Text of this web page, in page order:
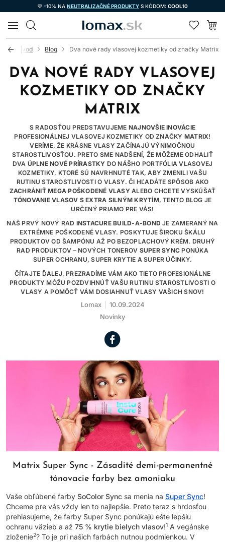
💜 -10% NA NEUTRALIZAČNÉ PRODUKTY S KÓDOM: COOL10
LOMAX
Úvod Blog Dva nové rady vlasovej kozmetiky od značky Matrix
DVA NOVÉ RADY VLASOVEJ
KOZMETIKY OD ZNAČKY
MATRIX
S RADOSŤOU PREDSTAVUJEME NAJNOVŠIE INOVÁCIE
PROFESIONÁLNEJ VLASOVEJ KOZMETIKY OD ZNAČKY MATRIX!
VERÍME, ŽE KRÁSNE VLASY ZAČÍNAJÚ VÝNIMOČNOU
STAROSTLIVOSŤOU. PRETO SME NADŠENÍ, ŽE MÔŽEME ODHALIŤ
DVA ÚPLNE NOVÉ PRÍRASTKY DO NÁŠHO PORTFÓLIA VLASOVEJ
KOZMETIKY, KTORÉ SÚ NAVRHNUTÉ TAK, ABY ZMENILI VAŠU
RUTINU STAROSTLIVOSTI O VLASY. ČI HĽADÁTE SPÔSOB AKO
ZACHRÁNIŤ MEGA POŠKODENÉ VLASYALEBO CHCETE VYSKÚŠAŤ
TÓNOVANIE VLASOV S EXTRA SILNÝM KRYTÍM, TENTO BLOG JE
URČENÝ PRIAMO PRE VÁS!
NÁŠ PRVÝ NOVÝ RAD INSTACURE BUILD-A-BOND JE ZAMERANÝ NA
EXTRÉMNE POŠKODENÉ VLASY. POSKYTUJE ŠIROKU ŠKÁLU
PRODUKTOV OD ŠAMPÓNU AŽ PO BEZOPLACHOVÝ KRÉM. DRUHÝ
RAD PRODUKTOV – NOVÝCH TONEROV SUPER SYNC PONÚKA
SUPER OCHRANU, SUPER KRYTIE A SUPER ÚČINKY.
ČÍTAJTE ĎALEJ, PREZRADÍME VÁM AKO TIETO PROFESIONÁLNE
PRODUKTY MÔŽU POZDVIHNÚŤ VAŠU RUTINU STAROSTLIVOSTI O
VLASY A POMÔCŤ VÁM DOSIAHNUŤ VLASY VAŠICH SNOV!
Lomax
10.09.2024
Novinky
Matrix Super Sync - Zásadité demi-permanentné
tónovacie farby bez amoniaku
Vaše obľúbené farby SoColor Sync sa menia na Super Sync!
Chceme pre vás vždy len to najlepšie. Preto teraz s hrdosťou
prehlasujeme, že farby Super Sync ponúkajú ešte lepšiu
ochranu väzieb a až 75 % krytie bielych vlasov!1 A vegánske
zloženie2? To je pri našich farbách nutnou podmienkou. V